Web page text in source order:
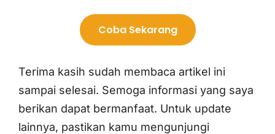
Coba Sekarang
Terima kasih sudah membaca artikel ini
sampai selesai. Semoga informasi yang saya
berikan dapat bermanfaat. Untuk update
lainnya, pastikan kamu mengunjungi